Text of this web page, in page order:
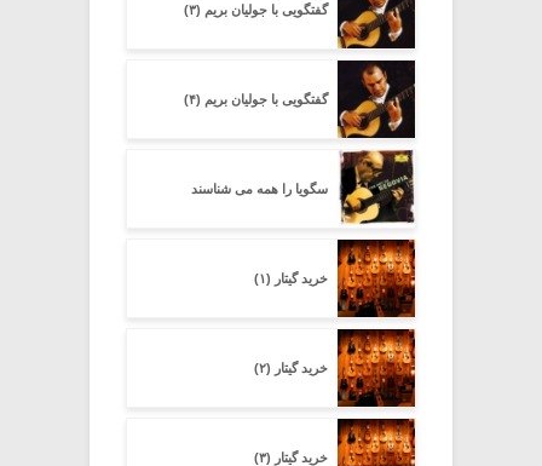
گفتگویی با جولیان بریم (۳)
گفتگویی با جولیان بریم (۴)
سگویا را همه می شناسند
خرید گیتار (۱)
خرید گیتار (۲)
خرید گیتار (۳)